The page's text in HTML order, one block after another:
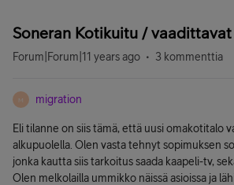
Soneran Kotikuitu /
Forum|Forum|11 years ago 3 kommenttia
M migration
Eli tilanne on siis tämä, että uusi omakotitalo
alkupuolella. Olen vasta tehnyt sopimuksen
jonka kautta siis tarkoitus saada kaapeli-tv,
Olen melkolailla ummikko näissä asioissa ja